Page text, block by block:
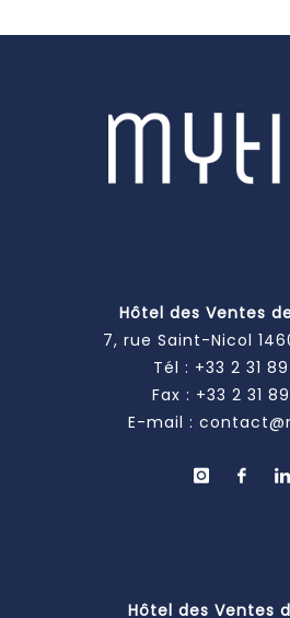
Hôtel des Ventes
7, rue Saint-Nicol
Tél : +33 2 31
Fax : +33 2 31
E-mail :
Hôtel des Ventes